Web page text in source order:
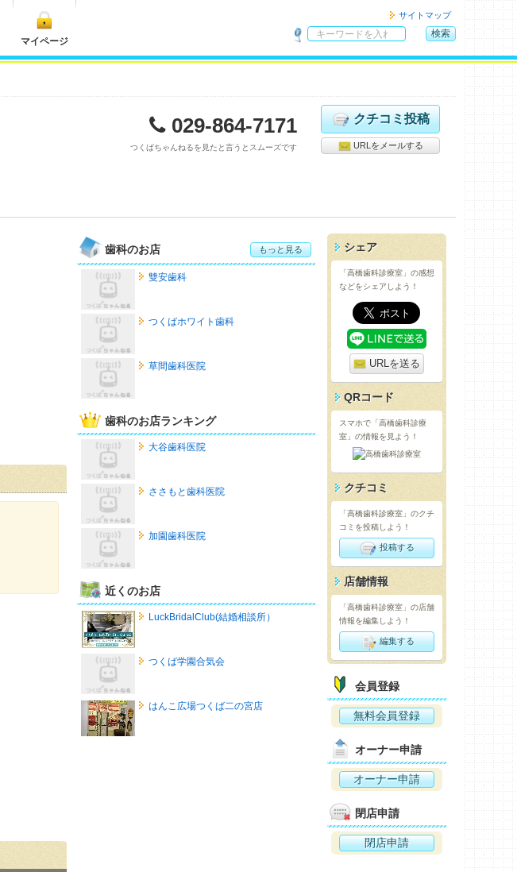
マイページ
サイトマップ
内
索
検索
029-864-7171
つくばちゃんねるを見たと言うとスムーズです
クチコミ投稿
URLをメールする
歯科のお店 もっと見る
雙安歯科
つくばホワイト歯科
草間歯科医院
歯科のお店ランキング
大谷歯科医院
ささもと歯科医院
加園歯科医院
近くのお店
LuckBridalClub(結婚相談所）
つくば学園合気会
はんこ広場つくば二の宮店
シェア
「高橋歯科診療室」の感想
などをシェアしよう！
URLを送る
QRコード
スマホで「高橋歯科診療
室」の情報を見よう！
クチコミ
「高橋歯科診療室」のクチ
コミを投稿しよう！
投稿する
店舗情報
「高橋歯科診療室」の店舗
情報を編集しよう！
編集する
会員登録
無料会員登録
オーナー申請
オーナー申請
閉店申請
閉店申請